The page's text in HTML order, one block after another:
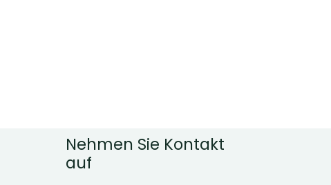
Nehmen Sie Kontakt
auf